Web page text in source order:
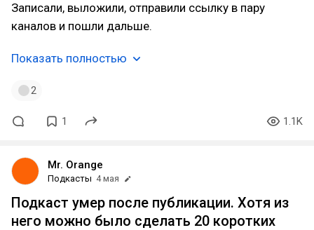
Записали, выложили, отправили ссылку в пару
каналов и пошли дальше.
Показать полностью
2
1 1.1K
Mr. Orange
Подкасты 4 мая
Подкаст умер после публикации. Хотя из
него можно было сделать 20 коротких